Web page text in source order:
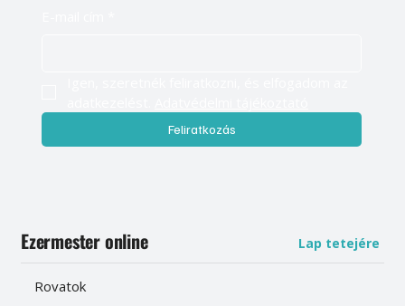
Feliratkozás
Ezermester online Lap tetejére
Rovatok